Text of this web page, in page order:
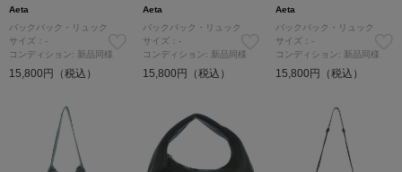
Aeta
バックパック・リュック
サイズ：-
コンディション: 新品同様
15,800円（税込）
Aeta
バックパック・リュック
サイズ：-
コンディション: 新品同様
15,800円（税込）
Aeta
バックパック・リュック
サイズ：-
コンディション: 新品同様
15,800円（税込）